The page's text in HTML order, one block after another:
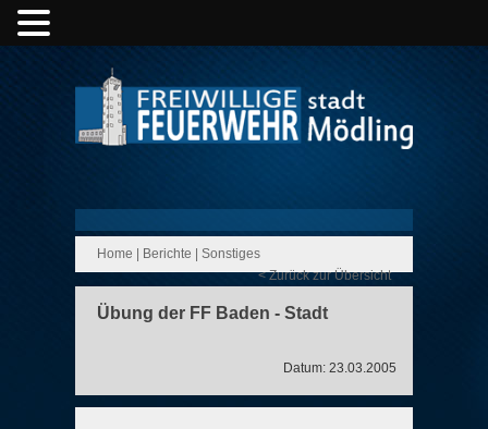
Home Berichte
Sonstiges
< Zurück zur Übersicht
Übung der FF Baden - Stadt
Datum: 23.03.2005